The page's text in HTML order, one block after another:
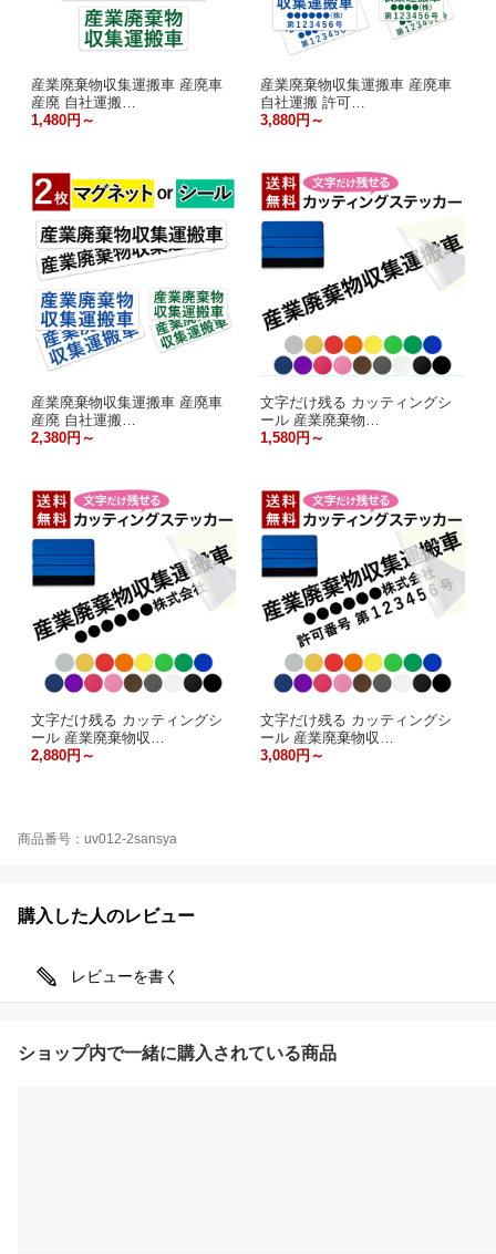
産業廃棄物収集運搬車 産廃車
産廃 自社運搬…
1,480円～
産業廃棄物収集運搬車 産廃車
自社運搬 許可…
3,880円～
産業廃棄物収集運搬車 産廃車
産廃 自社運搬…
2,380円～
文字だけ残る カッティングシ
ール 産業廃棄物…
1,580円～
文字だけ残る カッティングシ
ール 産業廃棄物収…
2,880円～
文字だけ残る カッティングシ
ール 産業廃棄物収…
3,080円～
商品番号：uv012-2sansya
購入した人のレビュー
レビューを書く
ショップ内で一緒に購入されている商品